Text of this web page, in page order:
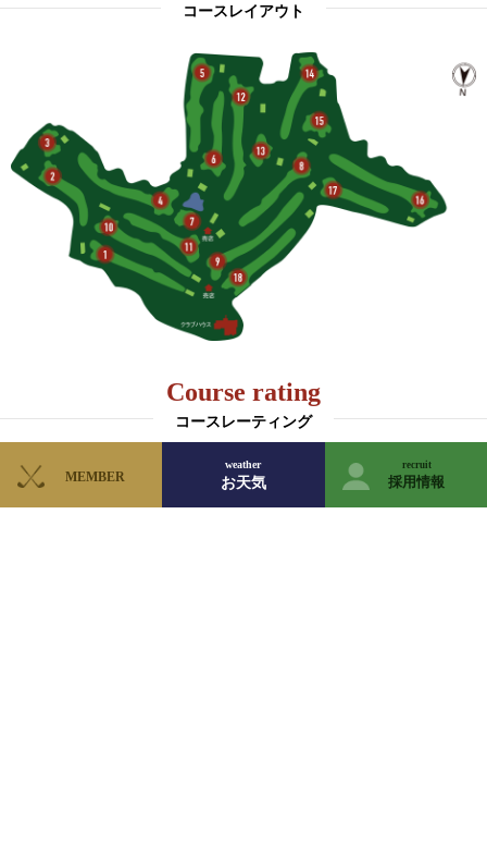
コースレイアウト
Course rating
コースレーティング
WHITE GREEN
MEMBER
weather
お天気
recruit
採用情報